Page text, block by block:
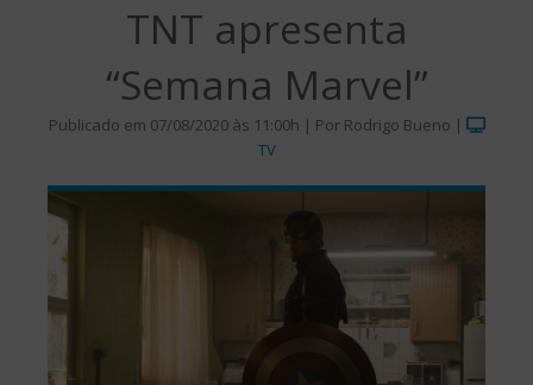
TNT apresenta
“Semana Marvel”
Publicado em 07/08/2020 às 11:00h | Por Rodrigo Bueno |
TV